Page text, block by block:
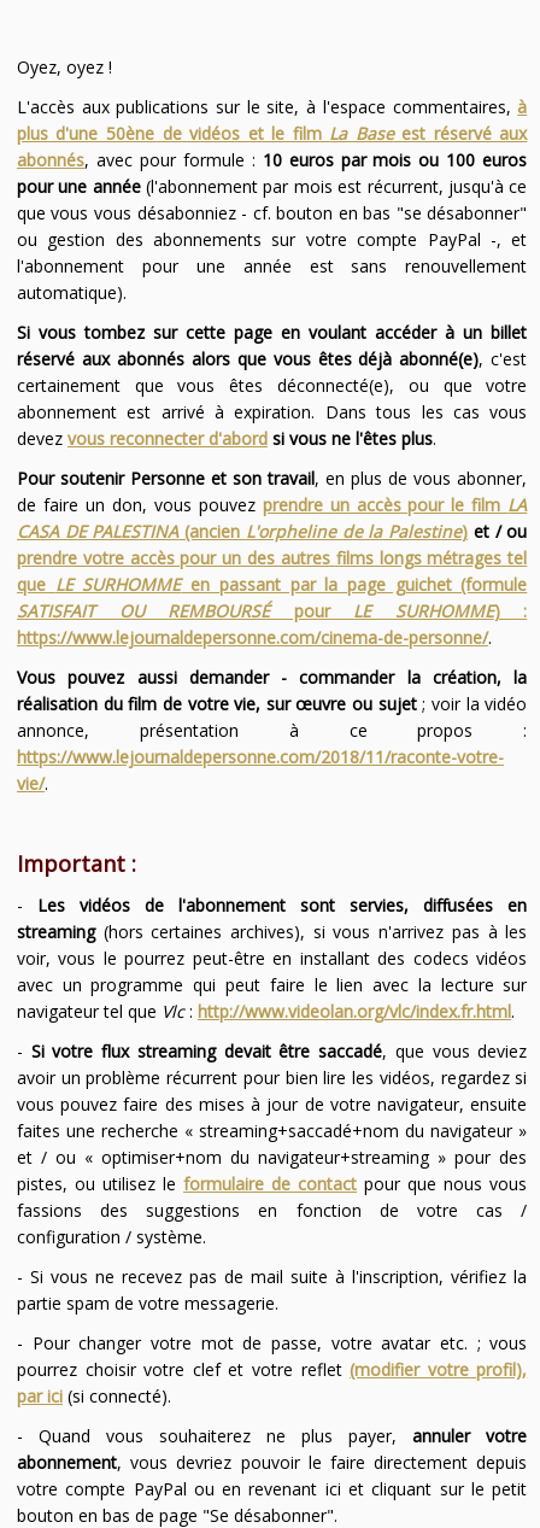
Oyez, oyez !
L'accès aux publications sur le site, à l'espace commentaires,à
plus d'une 50ène de vidéos et le film La Baseest réservé aux
abonnés, avec pour formule : 10 euros par mois ou 100 euros
pour une année(l'abonnement par mois est récurrent, jusqu'à ce
que vous vous désabonniez - cf. bouton en bas "se désabonner"
ou gestion des abonnements sur votre compte PayPal -, et
l'abonnement pour une année est sans renouvellement
automatique).
Si vous tombez sur cette page en voulant accéder à un billet
réservé aux abonnés alors que vous êtes déjà abonné(e), c'est
certainement que vous êtes déconnecté(e), ou que votre
abonnement est arrivé à expiration. Dans tous les cas vous
devez vous reconnecter d'abordsi vous ne l'êtes plus.
Pour soutenir Personne et son travail, en plus de vous abonner,
de faire un don, vous pouvez prendre un accès pour le film LA
CASA DE PALESTINA(ancien L'orpheline de la Palestine) et / ou
prendre votre accès pour un des autres films longs métrages tel
que LE SURHOMMEen passant par la page guichet (formule
SATISFAIT OU REMBOURSÉpour LE SURHOMME) :
https://www.lejournaldepersonne.com/cinema-de-personne/.
Vous pouvez aussi demander - commander la création, la
réalisation du film de votre vie, sur œuvre ou sujet; voir la vidéo
annonce, présentation à ce propos :
https://www.lejournaldepersonne.com/2018/11/raconte-votre-
vie/.
Important :
- Les vidéos de l'abonnement sont servies, diffusées en
streaming(hors certaines archives), si vous n'arrivez pas à les
voir, vous le pourrez peut-être en installant des codecs vidéos
avec un programme qui peut faire le lien avec la lecture sur
navigateur tel que Vlc: http://www.videolan.org/vlc/index.fr.html.
- Si votre flux streaming devait être saccadé, que vous deviez
avoir un problème récurrent pour bien lire les vidéos, regardez si
vous pouvez faire des mises à jour de votre navigateur, ensuite
faites une recherche « streaming+saccadé+nom du navigateur »
et / ou « optimiser+nom du navigateur+streaming » pour des
pistes, ou utilisez leformulaire de contact pour que nous vous
fassions des suggestions en fonction de votre cas /
configuration / système.
- Si vous ne recevez pas de mail suite à l'inscription, vérifiez la
partie spam de votre messagerie.
- Pour changer votre mot de passe, votre avatar etc. ; vous
pourrez choisir votre clef et votre reflet(modifier votre profil),
par ici(si connecté).
- Quand vous souhaiterez ne plus payer,annuler votre
abonnement, vous devriez pouvoir le faire directement depuis
votre compte PayPal ou en revenant ici et cliquant sur le petit
bouton en bas de page "Se désabonner".